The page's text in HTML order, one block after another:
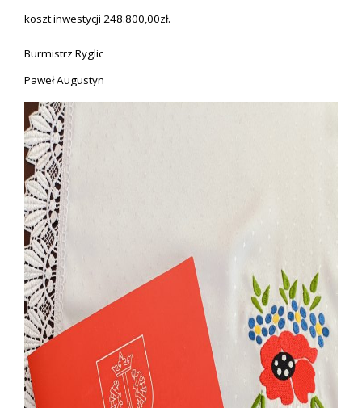
koszt inwestycji 248.800,00zł.
Burmistrz Ryglic
Paweł Augustyn